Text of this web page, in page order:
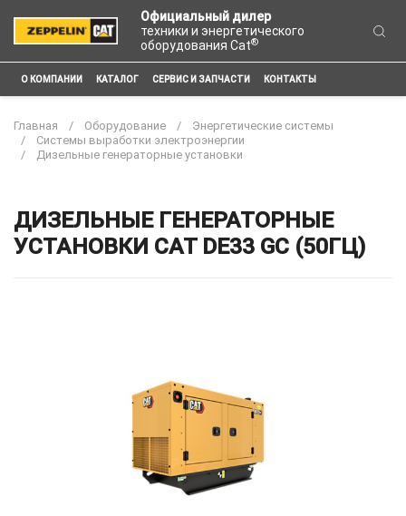
Официальный дилер
техники и энергетического
оборудования Cat®
О КОМПАНИИ КАТАЛОГ СЕРВИС И ЗАПЧАСТИ КОНТАКТЫ
Главная Оборудование
Энергетические системы
Системы выработки электроэнергии
Дизельные генераторные установки
ДИЗЕЛЬНЫЕ ГЕНЕРАТОРНЫЕ
УСТАНОВКИ CAT DE33 GC (50ГЦ)